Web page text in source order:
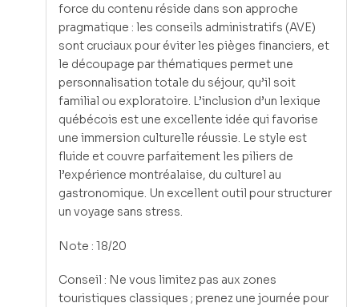
force du contenu réside dans son approche
pragmatique : les conseils administratifs (AVE)
sont cruciaux pour éviter les pièges financiers, et
le découpage par thématiques permet une
personnalisation totale du séjour, qu’il soit
familial ou exploratoire. L’inclusion d’un lexique
québécois est une excellente idée qui favorise
une immersion culturelle réussie. Le style est
fluide et couvre parfaitement les piliers de
l’expérience montréalaise, du culturel au
gastronomique. Un excellent outil pour structurer
un voyage sans stress.
Note : 18/20
Conseil : Ne vous limitez pas aux zones
touristiques classiques ; prenez une journée pour